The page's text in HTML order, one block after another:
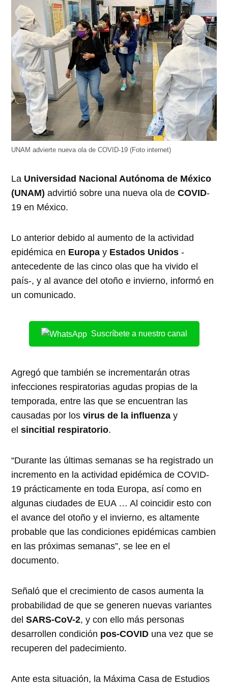
ventana
nueva)
ventana
nueva)
ventana
nueva)
ventana
nueva)
ventana
nueva)
UNAM advierte nueva ola de COVID-19 (Foto internet)
La Universidad Nacional Autónoma de México
(UNAM) advirtió sobre una nueva ola deCOVID-
19 en México.
Lo anterior debido al aumento de la actividad
epidémica en Europa y Estados Unidos -
antecedente de las cinco olas que ha vivido el
país-, y al avance del otoño e invierno, informó en
un comunicado.
Suscríbete a nuestro canal
Agregó que también se incrementarán otras
infecciones respiratorias agudas propias de la
temporada, entre las que se encuentran las
causadas por losvirus de la influenza y
elsincitial respiratorio.
“Durante las últimas semanas se ha registrado un
incremento en la actividad epidémica de COVID-
19 prácticamente en toda Europa, así como en
algunas ciudades de EUA … Al coincidir esto con
el avance del otoño y el invierno, es altamente
probable que las condiciones epidémicas cambien
en las próximas semanas”, se lee en el
documento.
Señaló que el crecimiento de casos aumenta la
probabilidad de que se generen nuevas variantes
del SARS-CoV-2, y con ello más personas
desarrollen condición pos-COVID una vez que se
recuperen del padecimiento.
Ante esta situación, la Máxima Casa de Estudios